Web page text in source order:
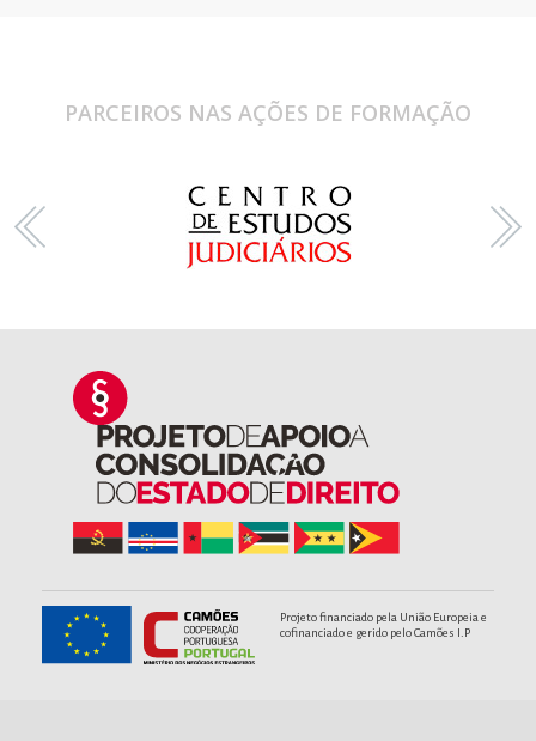
PARCEIROS NAS AÇÕES DE FORMAÇÃO
Projeto financiado pela União Europeia e
cofinanciado e gerido pelo Camões I.P